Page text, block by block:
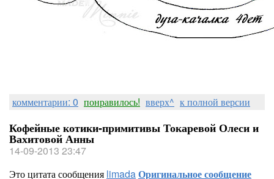
комментарии: 0 понравилось! вверх^ к полной версии
Кофейные котики-примитивы Токаревой Олеси и
Вахитовой Анны
14-09-2013 23:47
Это цитата сообщения limadaОригинальное сообщение